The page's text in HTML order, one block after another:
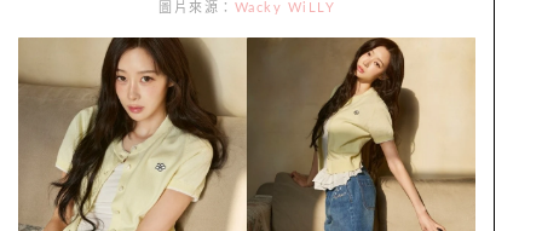
圖片來源： Wacky WiLLY